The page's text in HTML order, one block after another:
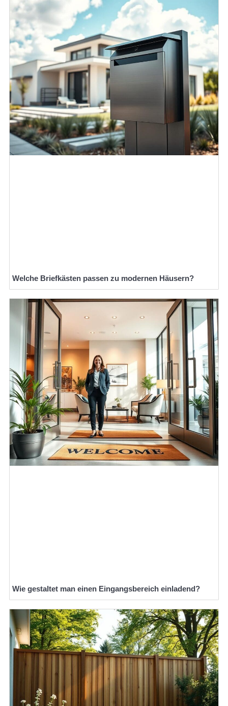
Welche Briefkästen passen zu modernen Häusern?
Wie gestaltet man einen Eingangsbereich einladend?